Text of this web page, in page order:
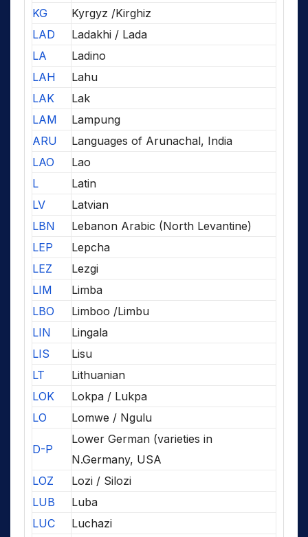
KG
Kyrgyz /Kirghiz
LAD
Ladakhi / Lada
LA
Ladino
LAH
Lahu
LAK
Lak
LAM
Lampung
ARU
Languages of Arunachal, India
LAO
Lao
L
Latin
LV
Latvian
LBN
Lebanon Arabic (North Levantine)
LEP
Lepcha
LEZ
Lezgi
LIM
Limba
LBO
Limboo /Limbu
LIN
Lingala
LIS
Lisu
LT
Lithuanian
LOK
Lokpa / Lukpa
LO
Lomwe / Ngulu
D-P
Lower German (varieties in
N.Germany, USA
LOZ
Lozi / Silozi
LUB
Luba
LUC
Luchazi